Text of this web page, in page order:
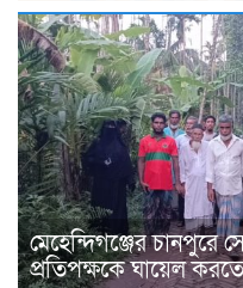
মেহেন্দিগঞ্জের
প্রতিপক্ষকে ঘায়েল